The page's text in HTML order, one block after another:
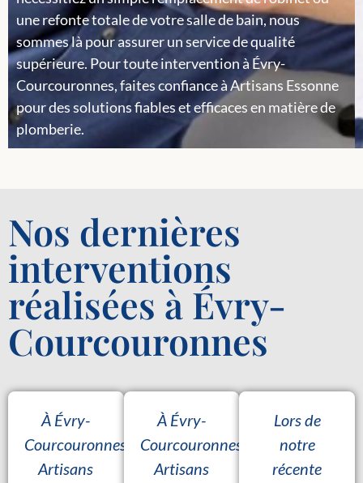
une refonte totale de votre salle de bain, nous
sommes là pour assurer un service de qualité
supérieure. Pour toute intervention à Évry-
Courcouronnes, faites confiance à Artisans Essonne
pour des solutions fiables et efficaces en matière de
plomberie.
Nos dernières
interventions
réalisées à Évry-
Courcouronnes
À Évry-
Courcouronnes,
Artisans
À Évry-
Courcouronnes,
Artisans
Lors de
notre
récente